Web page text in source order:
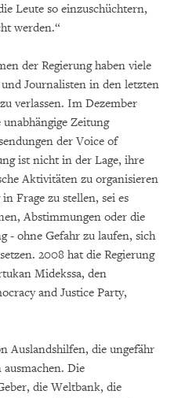
Leute so einzuschüchtern,
werden.“
der Regierung haben viele
Journalisten in den letzten
verlassen. Im Dezember
Zeitung
der Voice of
ist nicht in der Lage, ihre
Aktivitäten zu organisieren
Frage zu stellen, sei es
Abstimmungen oder die
- ohne Gefahr zu laufen, sich
2008 hat die Regierung
Midekssa, den
and Justice Party,
Auslandshilfen, die ungefähr
Die
die Weltbank, die